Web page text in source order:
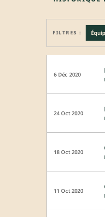
FILTRES :
6 Déc 2020
24 Oct 2020
18 Oct 2020
11 Oct 2020